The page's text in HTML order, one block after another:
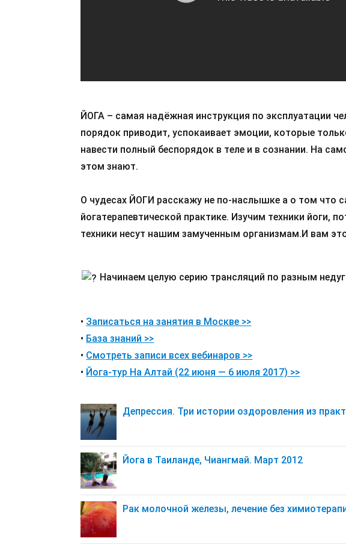
ЙОГА – самая надёжная инструкция по эксплуатации
порядок приводит, успокаивает эмоции, которые
навести полный беспорядок в теле и в сознании. На
этом знают.
О чудесах ЙОГИ расскажу не по-наслышке а о том что
йогатерапевтической практике. Изучим техники йоги,
техники несут нашим замученным организмам.И вам
Начинаем целую серию трансляций по разным
• Записаться на занятия в Москве >>
• База знаний >>
• Смотреть записи всех вебинаров >>
• Йога-тур На Алтай (22 июня — 6 июля 2017) >>
Депрессия. Три истории оздоровления из
Йога в Таиланде, Чиангмай. Март 2012
Рак молочной железы, лечение без